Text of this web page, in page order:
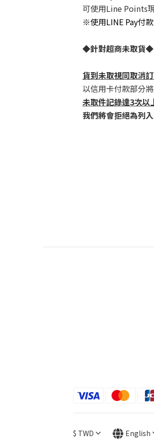
可使用Line Points
※使用LINE Pay付
◆針對超商未取貨◆
貨到未取視同取消
以信用卡付款部分
未取件記錄達3次以
我們將會拒絕為列
$ TWD English